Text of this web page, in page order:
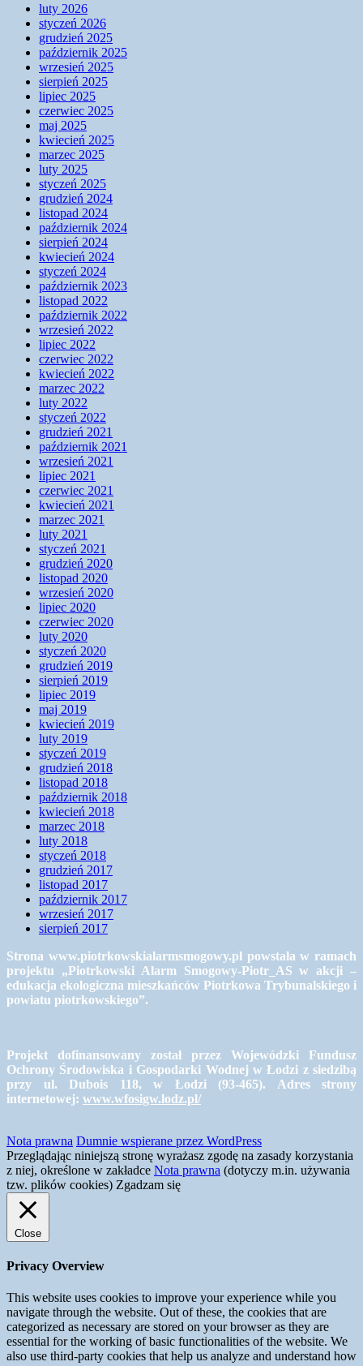
luty 2026
styczeń 2026
grudzień 2025
październik 2025
wrzesień 2025
sierpień 2025
lipiec 2025
czerwiec 2025
maj 2025
kwiecień 2025
marzec 2025
luty 2025
styczeń 2025
grudzień 2024
listopad 2024
październik 2024
sierpień 2024
kwiecień 2024
styczeń 2024
październik 2023
listopad 2022
październik 2022
wrzesień 2022
lipiec 2022
czerwiec 2022
kwiecień 2022
marzec 2022
luty 2022
styczeń 2022
grudzień 2021
październik 2021
wrzesień 2021
lipiec 2021
czerwiec 2021
kwiecień 2021
marzec 2021
luty 2021
styczeń 2021
grudzień 2020
listopad 2020
wrzesień 2020
lipiec 2020
czerwiec 2020
luty 2020
styczeń 2020
grudzień 2019
sierpień 2019
lipiec 2019
maj 2019
kwiecień 2019
luty 2019
styczeń 2019
grudzień 2018
listopad 2018
październik 2018
kwiecień 2018
marzec 2018
luty 2018
styczeń 2018
grudzień 2017
listopad 2017
październik 2017
wrzesień 2017
sierpień 2017
Strona www.piotrkowskialarmsmogowy.pl powstała w ramach
projektu „Piotrkowski Alarm Smogowy-Piotr_AS w akcji –
edukacja ekologiczna mieszkańców Piotrkowa Trybunalskiego i
powiatu piotrkowskiego”.
Projekt dofinansowany został przez Wojewódzki Fundusz
Ochrony Środowiska i Gospodarki Wodnej w Łodzi z siedzibą
przy ul. Dubois 118, w Łodzi (93-465). Adres strony
internetowej: www.wfosigw.lodz.pl/
Nota prawna Dumnie wspierane przez WordPress
Przeglądając niniejszą stronę wyrażasz zgodę na zasady korzystania
z niej, określone w zakładce Nota prawna (dotyczy m.in. używania
tzw. plików cookies) Zgadzam się
Close
Privacy Overview
This website uses cookies to improve your experience while you
navigate through the website. Out of these, the cookies that are
categorized as necessary are stored on your browser as they are
essential for the working of basic functionalities of the website. We
also use third-party cookies that help us analyze and understand how